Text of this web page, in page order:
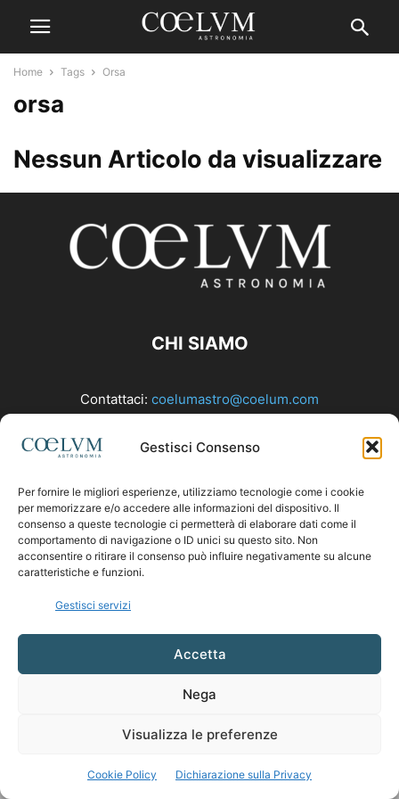
Gestisci Consenso
Per fornire le migliori esperienze, utilizziamo tecnologie come i cookie
per memorizzare e/o accedere alle informazioni del dispositivo. Il
consenso a queste tecnologie ci permetterà di elaborare dati come il
comportamento di navigazione o ID unici su questo sito. Non
acconsentire o ritirare il consenso può influire negativamente su alcune
caratteristiche e funzioni.
Gestisci servizi
Accetta
Nega
Visualizza le preferenze
Cookie Policy Dichiarazione sulla Privacy
Home Tags Orsa
orsa
Nessun Articolo da visualizzare
CHI SIAMO
Contattaci: coelumastro@coelum.com
SEGUICI